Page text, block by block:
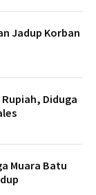
Jadup Korban
Diduga
Muara Batu